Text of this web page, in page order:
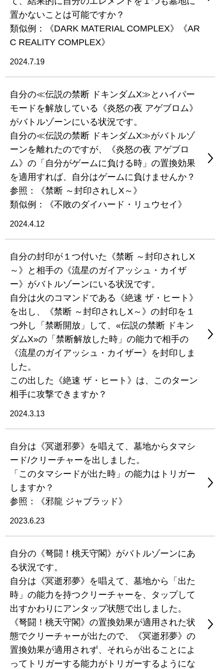
置かないことは可能ですか？
類似例：《DARK MATERIAL COMPLEX》《AR
C REALITY COMPLEX》
2024.7.19
自分の≪伝説の禁断 ドキンダムX≫とハイパー
モードを解放している《炎怒の夜 アゲブロム》
がバトルゾーンにいる状況です。
自分の≪伝説の禁断 ドキンダムX≫がバトルゾ
ーンを離れたのですが、《炎怒の夜 アゲブロ
ム》の「自分がゲームに負ける時」の置換効果
を適用すれば、自分はゲームに負けませんか？
参照：《禁断 ～封印されしX～》
類似例：《不敗のダイハード・リュウセイ》
2024.4.12
自分の封印が１つ付いた《禁断 ～封印されしX
～》と相手の《流星のガイアッシュ・カイザ
ー》がバトルゾーンにいる状況です。
自分は火のコマンドである《絶速 ザ・ヒート》
を出し、《禁断 ～封印されしX～》の封印を１
つ外し「禁断開放」して、«伝説の禁断 ドキン
ダムX»の「禁断解放した時」の能力で相手の
《流星のガイアッシュ・カイザー》を封印しま
した。
この出した《絶速 ザ・ヒート》は、このターン
相手に攻撃できますか？
2024.3.13
自分は《冥逝邪夢》を唱えて、墓地からタマシ
ード/クリーチャーを出しました。
「このタマシードが出た時」の能力はトリガー
しますか？
参照：《邪龍 ジャブラッド》
2023.6.23
自分の《弩闘！桃天守閣》がバトルゾーンにあ
る状況です。
自分は《冥逝邪夢》を唱えて、墓地から「出た
時」の能力を持つクリーチャーを、タップして
出すかわりにアンタップ状態で出しました。
《弩闘！桃天守閣》の置換効果が適用された状
態でクリーチャーが出たので、《冥逝邪夢》の
置換効果が適用されず、それらが出ることによ
ってトリガーする能力がトリガーするようにな